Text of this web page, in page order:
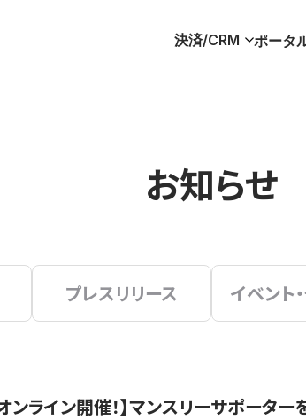
決済/CRM ポータ
お知らせ
プレスリリース イベント
オンライン開催！】マンスリーサポー